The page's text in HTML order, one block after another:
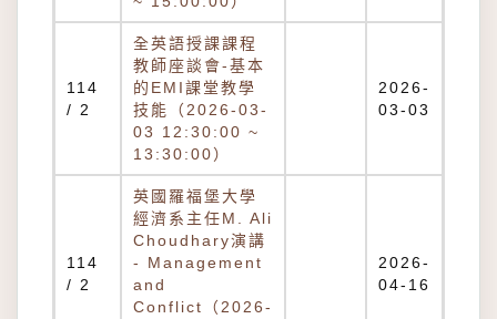
114
/ 2
全英語授課課程
教師座談會-基本
的EMI課堂教學
技能（2026-03-
03 12:30:00 ~
13:30:00）
2026-
03-03
114
/ 2
英國羅福堡大學
經濟系主任M. Ali
Choudhary演講
- Management
and
Conflict（2026-
2026-
04-16